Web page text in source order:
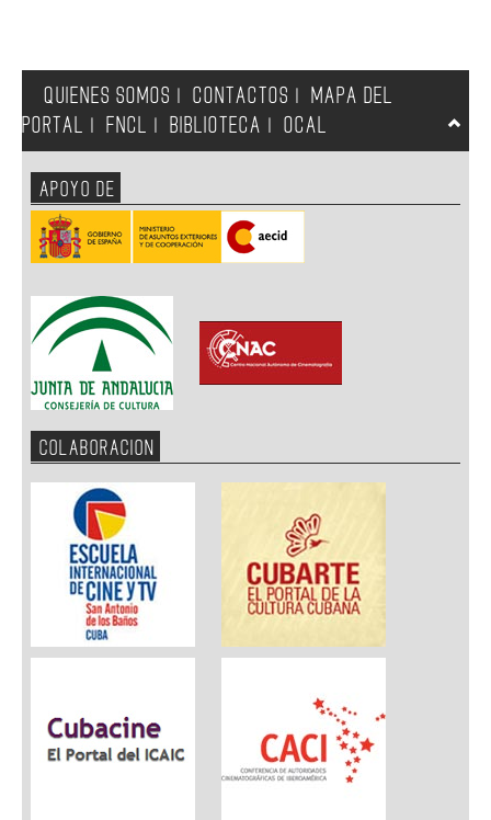
QUIENES SOMOS CONTACTOS
MAPA DEL
PORTAL
FNCL BIBLIOTECA OCAL
APOYO DE
COLABORACION